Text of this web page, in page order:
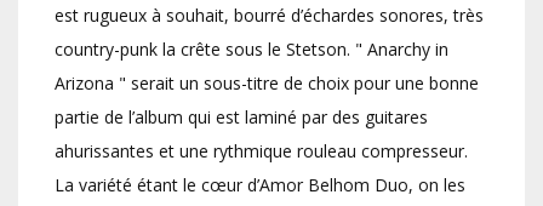
est rugueux à souhait, bourré d’échardes sonores, très
country-punk la crête sous le Stetson. " Anarchy in
Arizona " serait un sous-titre de choix pour une bonne
partie de l’album qui est laminé par des guitares
ahurissantes et une rythmique rouleau compresseur.
La variété étant le cœur d’Amor Belhom Duo, on les